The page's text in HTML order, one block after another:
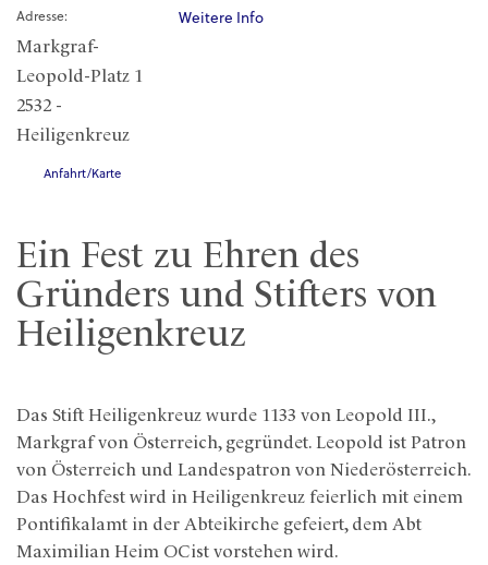
Adresse:
Markgraf-
Leopold-Platz 1
2532 -
Heiligenkreuz
Anfahrt/Karte
Weitere Info
Ein Fest zu Ehren des
Gründers und Stifters von
Heiligenkreuz
Das Stift Heiligenkreuz wurde 1133 von Leopold III.,
Markgraf von Österreich, gegründet. Leopold ist Patron
von Österreich und Landespatron von Niederösterreich.
Das Hochfest wird in Heiligenkreuz feierlich mit einem
Pontifikalamt in der Abteikirche gefeiert, dem Abt
Maximilian Heim OCist vorstehen wird.